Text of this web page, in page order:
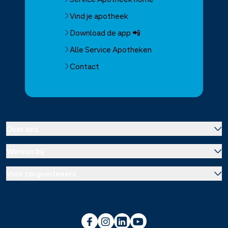
Vind je apotheek
Download de app 📲
Alle Service Apotheken
Contact
Franchise informatie